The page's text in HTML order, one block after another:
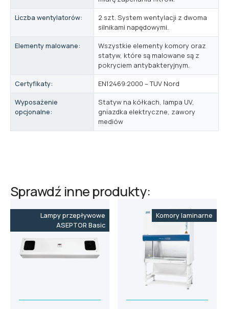
Liczba wentylatorów:
2 szt. System wentylacji z dwoma
silnikami napędowymi.
Elementy malowane:
Wszystkie elementy komory oraz
statyw, które są malowane są z
pokryciem antybakteryjnym.
Certyfikaty:
EN12469:2000 – TUV Nord
Wyposażenie
opcjonalne:
Statyw na kółkach, lampa UV,
gniazdka elektryczne, zawory
mediów
Sprawdź inne produkty:
Lampy przepływowe
ASEPTOR Basic
Komory laminarne